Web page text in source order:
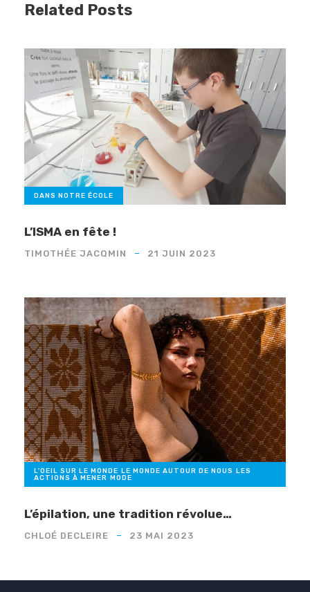
Related Posts
DANS NOTRE ÉCOLE
L’ISMA en fête !
TIMOTHÉE JACQMIN 21 JUIN 2023
L'OEIL SUR LE MONDE,LE MONDE AUTOUR DE NOUS,LES
ACTIONS À MENER,MODE
L’épilation, une tradition révolue…
CHLOÉ DECLEIRE 23 MAI 2023